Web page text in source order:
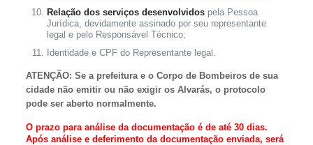
Relação dos serviços desenvolvidos pela Pessoa
Jurídica, devidamente assinado por seu representante
legal e pelo Responsável Técnico;
Identidade e CPF do Representante legal.
ATENÇÃO: Se a prefeitura e o Corpo de Bombeiros de sua
cidade não emitir ou não exigir os Alvarás, o protocolo
pode ser aberto normalmente.
O prazo para análise da documentação é de até 30 dias.
Após análise e deferimento da documentação enviada, será